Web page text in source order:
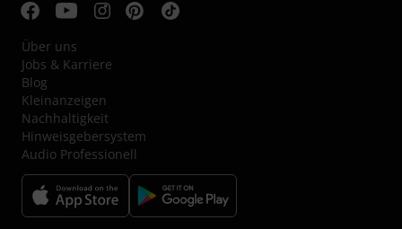
Über uns
Jobs & Karriere
Blog
Kleinanzeigen
Nachhaltigkeit
Hinweisgebersystem
Audio Professionell